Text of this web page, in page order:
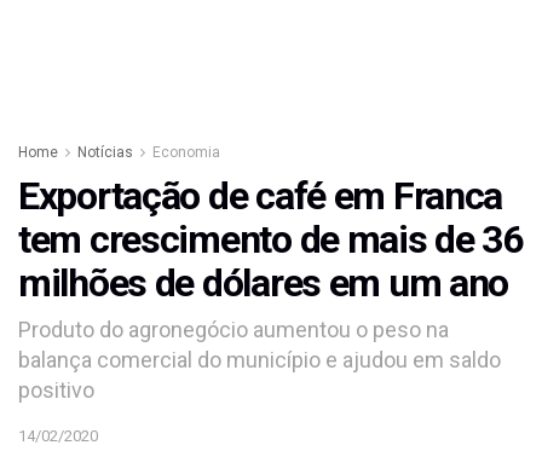
Home Notícias Economia
Exportação de café em Franca
tem crescimento de mais de 36
milhões de dólares em um ano
Produto do agronegócio aumentou o peso na
balança comercial do município e ajudou em saldo
positivo
14/02/2020